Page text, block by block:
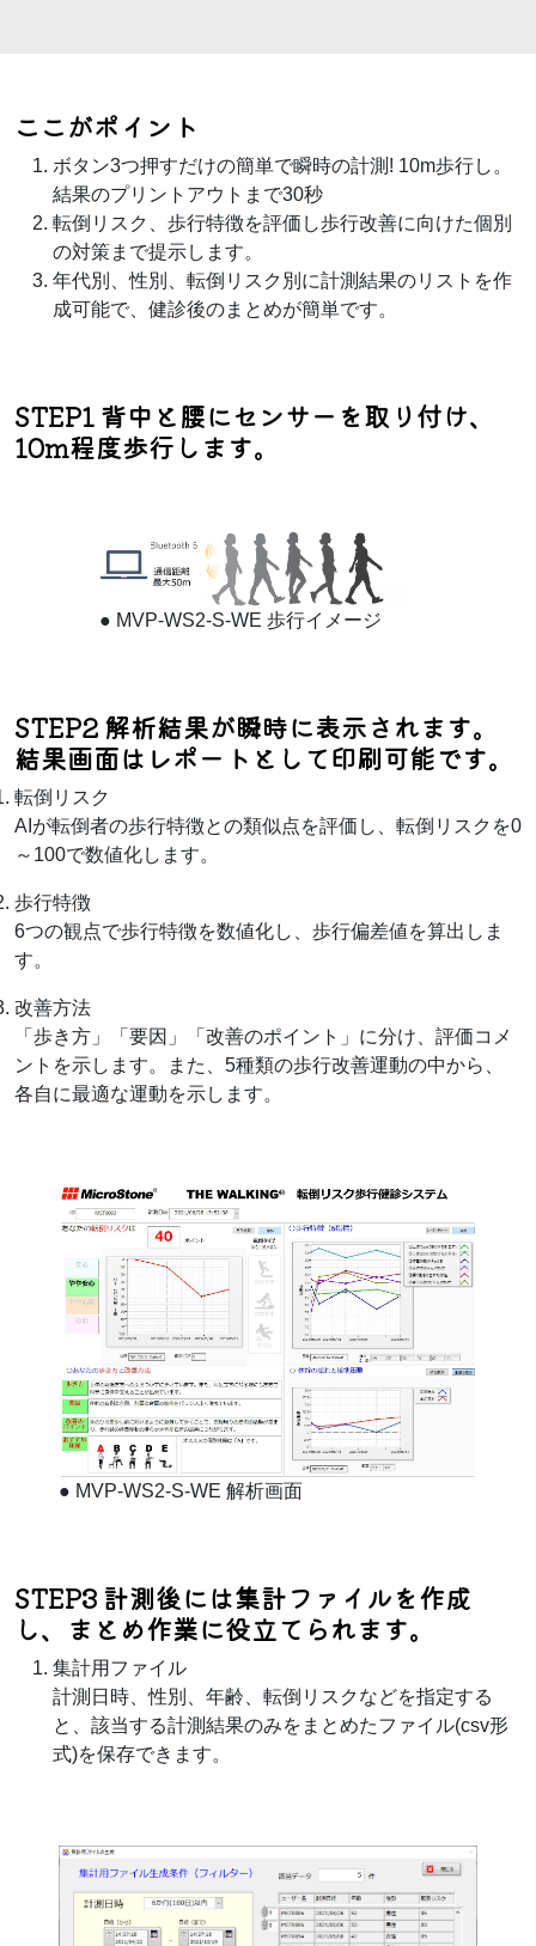
ここがポイント
ボタン3つ押すだけの簡単で瞬時の計測! 10m歩行し。
結果のプリントアウトまで30秒
転倒リスク、歩行特徴を評価し歩行改善に向けた個別
の対策まで提示します。
年代別、性別、転倒リスク別に計測結果のリストを作
成可能で、健診後のまとめが簡単です。
STEP1 背中と腰にセンサーを取り付け、
10m程度歩行します。
● MVP-WS2-S-WE 歩行イメージ
STEP2 解析結果が瞬時に表示されます。
結果画面はレポートとして印刷可能です。
転倒リスク
AIが転倒者の歩行特徴との類似点を評価し、転倒リスクを0
～100で数値化します。
歩行特徴
6つの観点で歩行特徴を数値化し、歩行偏差値を算出しま
す。
改善方法
「歩き方」「要因」「改善のポイント」に分け、評価コメ
ントを示します。また、5種類の歩行改善運動の中から、
各自に最適な運動を示します。
● MVP-WS2-S-WE 解析画面
STEP3 計測後には集計ファイルを作成
し、まとめ作業に役立てられます。
集計用ファイル
計測日時、性別、年齢、転倒リスクなどを指定する
と、該当する計測結果のみをまとめたファイル(csv形
式)を保存できます。